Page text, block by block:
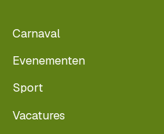
Carnaval
Evenementen
Sport
Vacatures